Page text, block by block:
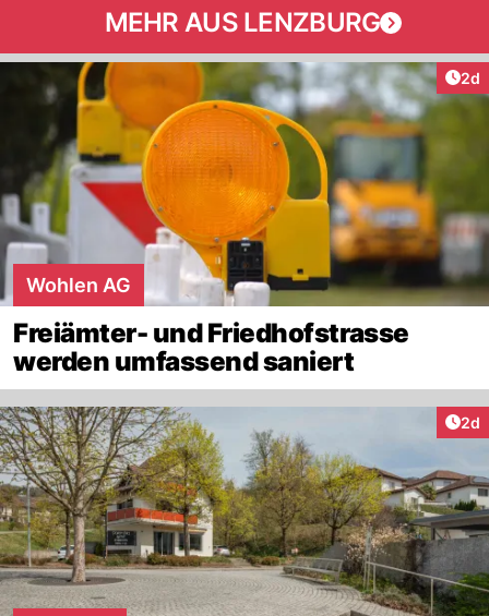
MEHR AUS LENZBURG
2d
Wohlen AG
Freiämter- und Friedhofstrasse
werden umfassend saniert
2d